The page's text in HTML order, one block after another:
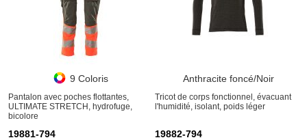
9 Coloris
Pantalon avec poches flottantes,
ULTIMATE STRETCH, hydrofuge,
bicolore
Anthracite foncé/Noir
Tricot de corps fonctionnel, évacuant
l'humidité, isolant, poids léger
19881-794 19882-794